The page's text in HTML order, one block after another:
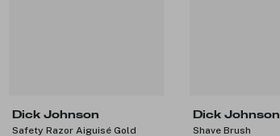
Dick Johnson
Safety Razor Aiguisé Gold
Dick Johnson
Shave Brush